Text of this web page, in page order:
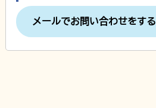
メールでお問い合わせをする